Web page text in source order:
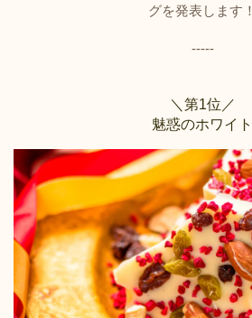
グを発表します！
-----
＼第1位／
魅惑のホワイト